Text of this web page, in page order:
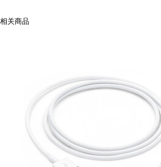
相关商品